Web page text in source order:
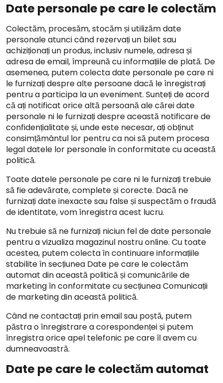
Date personale pe care le colectăm
Colectăm, procesăm, stocăm și utilizăm date
personale atunci când rezervați un bilet sau
achiziționați un produs, inclusiv numele, adresa și
adresa de email, împreună cu informațiile de plată. De
asemenea, putem colecta date personale pe care ni
le furnizați despre alte persoane dacă le înregistrați
pentru a participa la un eveniment. Sunteți de acord
că ați notificat orice altă persoană ale cărei date
personale ni le furnizați despre această notificare de
confidențialitate și, unde este necesar, ați obținut
consimțământul lor pentru ca noi să putem procesa
legal datele lor personale în conformitate cu această
politică.
Toate datele personale pe care ni le furnizați trebuie
să fie adevărate, complete și corecte. Dacă ne
furnizați date inexacte sau false și suspectăm o fraudă
de identitate, vom înregistra acest lucru.
Nu trebuie să ne furnizați niciun fel de date personale
pentru a vizualiza magazinul nostru online. Cu toate
acestea, putem colecta în continuare informațiile
stabilite în secțiunea Date pe care le colectăm
automat din această politică și comunicările de
marketing în conformitate cu secțiunea Comunicații
de marketing din această politică.
Când ne contactați prin email sau poștă, putem
păstra o înregistrare a corespondenței și putem
înregistra orice apel telefonic pe care îl avem cu
dumneavoastră.
Date pe care le colectăm automat